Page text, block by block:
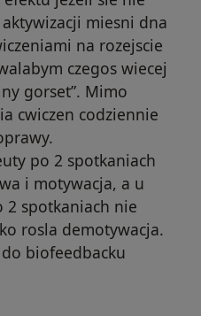
miesni dna
na rozejscie
czegos wiecej
gorset”. Mimo
cwiczen codziennie
po 2 spotkaniach
i motywacja, a u
2 spotkaniach nie
rosla demotywacja.
biofeedbacku